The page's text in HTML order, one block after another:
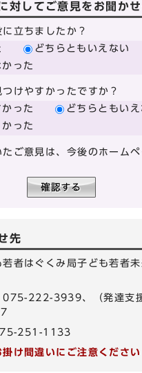
対してご意見をお聞か
立ちましたか？
どちらともいえない
った
けやすかったですか？
った
どちらともいえ
った
ご意見は、今後のホーム
先
若者はぐくみ局子ども若者
075-222-3939、（発達支
251-1133
け間違いにご注意ください